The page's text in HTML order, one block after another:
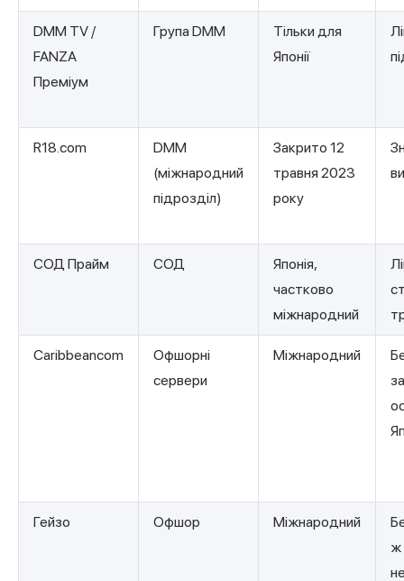
DMM TV /
FANZA
Преміум
Група DMM
Тільки для
Японії
R18.com
DMM
(міжнародний
підрозділ)
Закрито 12
травня 2023
року
СОД Прайм СОД
Японія,
частково
міжнародний
Caribbeancom
Офшорні
сервери
Міжнародний
Гейзо Офшор Міжнародний
ж